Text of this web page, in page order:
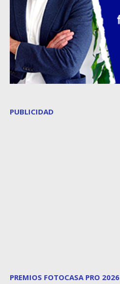
PUBLICIDAD
PREMIOS FOTOCASA PRO 2026